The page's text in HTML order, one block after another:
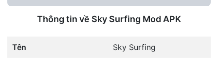
Thông tin về Sky Surfing Mod APK
Tên Sky Surfing